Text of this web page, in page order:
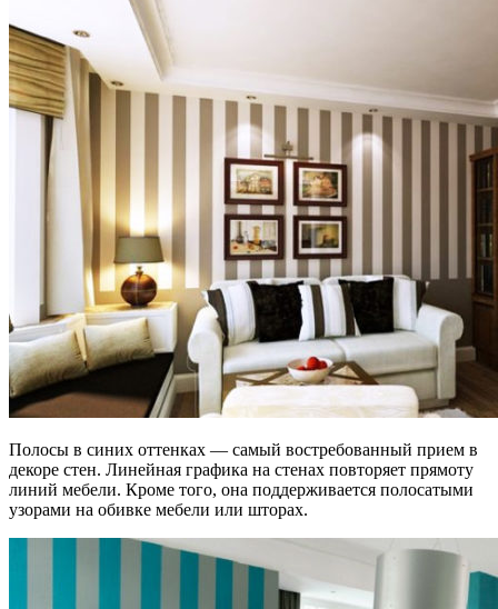
Полосы в синих оттенках — самый востребованный прием в
декоре стен. Линейная графика на стенах повторяет прямоту
линий мебели. Кроме того, она поддерживается полосатыми
узорами на обивке мебели или шторах.